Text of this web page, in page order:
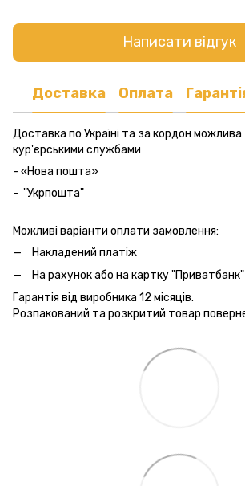
Написати відгук
Доставка Оплата
Доставка по Україні та за кордон
кур'єрськими службами
- «Нова пошта»
- "Укрпошта"
Можливі варіанти оплати замовлення:
Накладений платіж
На рахунок або на картку "Приватбанк"
Гарантія від виробника 12 місяців.
Розпакований та розкритий товар